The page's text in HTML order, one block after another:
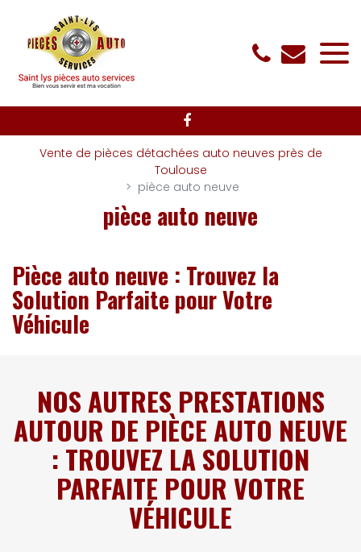
Vente de pièces détachées auto neuves près de
Toulouse
pièce auto neuve
pièce auto neuve
Pièce auto neuve : Trouvez la
Solution Parfaite pour Votre
Véhicule
NOS AUTRES PRESTATIONS
AUTOUR DE PIÈCE AUTO NEUVE
: TROUVEZ LA SOLUTION
PARFAITE POUR VOTRE
VÉHICULE